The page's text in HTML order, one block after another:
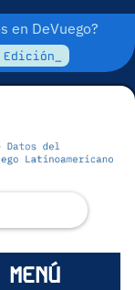
en DeVuego?
MENÚ